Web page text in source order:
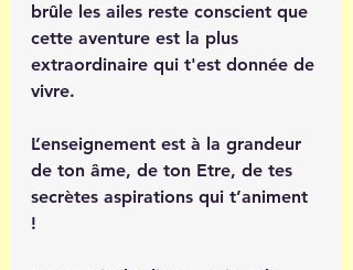
brûle les ailes reste conscient que
cette aventure est la plus
extraordinaire qui t'est donnée de
vivre.
L’enseignement est à la grandeur
de ton âme, de ton Etre, de tes
secrètes aspirations qui t’animent
!